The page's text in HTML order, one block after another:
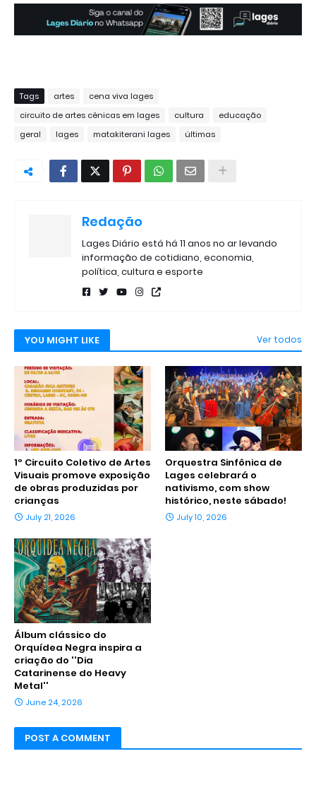
Tags artes
cena viva lages
circuito de artes cênicas em lages
cultura
educação
geral
lages matakiterani lages últimas
Redação
Lages Diário está há 11 anos no ar levando
informação de cotidiano, economia,
política, cultura e esporte
YOU MIGHT LIKE Ver todos
1º Circuito Coletivo de Artes
Visuais promove exposição
de obras produzidas por
crianças
July 21, 2026
Orquestra Sinfônica de
Lages celebrará o
nativismo, com show
histórico, neste sábado!
July 10, 2026
Álbum clássico do
Orquídea Negra inspira a
criação do ''Dia
Catarinense do Heavy
Metal''
June 24, 2026
POST A COMMENT